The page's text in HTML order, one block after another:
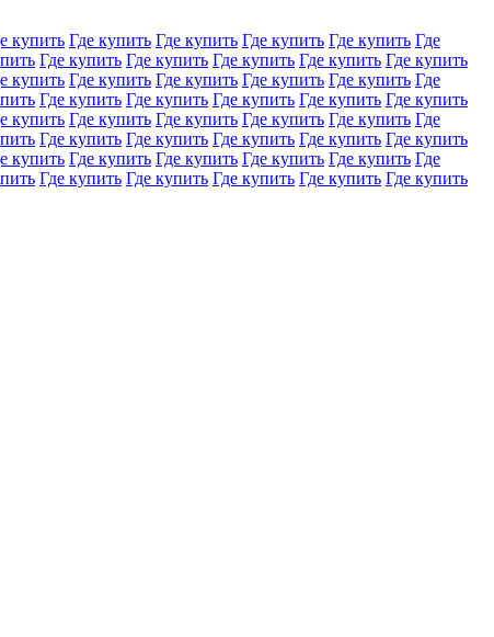
купить Где купить Где купить Где купить Где купить Где
Где купить Где купить Где купить Где купить Где купить
купить Где купить Где купить Где купить Где купить Где
Где купить Где купить Где купить Где купить Где купить
купить Где купить Где купить Где купить Где купить Где
Где купить Где купить Где купить Где купить Где купить
купить Где купить Где купить Где купить Где купить Где
Где купить Где купить Где купить Где купить Где купить